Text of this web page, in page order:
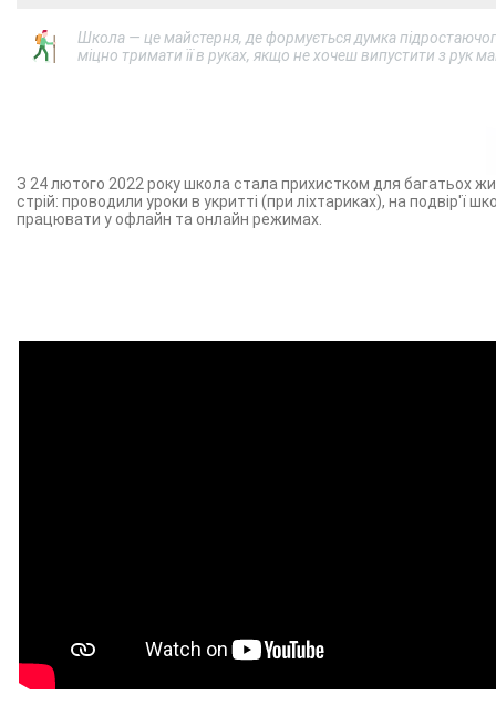
Школа — це майстерня, де формується думка
міцно тримати її в руках, якщо не хочеш випустити з рук
З 24 лютого 2022 року школа стала прихистком для багатьох
стрій: проводили уроки в укритті (при ліхтариках), на подвір'ї
працювати у офлайн та онлайн режимах.